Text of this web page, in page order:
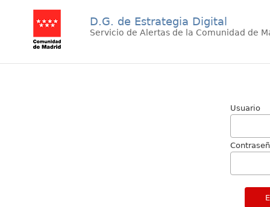
D.G. de Estrategia Digital
Servicio de Alertas de la Comunidad de
Usuario